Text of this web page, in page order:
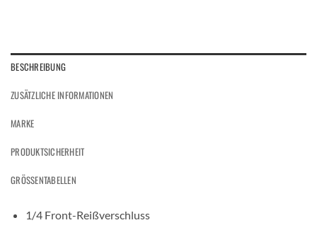
BESCHREIBUNG
ZUSÄTZLICHE INFORMATIONEN
MARKE
PRODUKTSICHERHEIT
GRÖSSENTABELLEN
1/4 Front-Reißverschluss